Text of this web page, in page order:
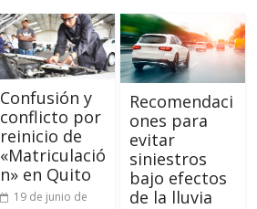
Confusión y
conflicto por
reinicio de
«Matriculació
n» en Quito
19 de junio de
Recomendaci
ones para
evitar
siniestros
bajo efectos
de la lluvia